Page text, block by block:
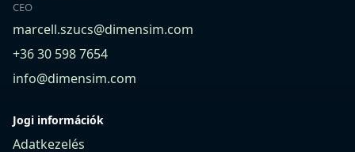
CEO
marcell.szucs@dimensim.com
+36 30 598 7654
info@dimensim.com
Jogi információk
Adatkezelés